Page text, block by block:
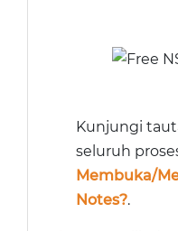
Kunjungi
seluruh
Membuka/
Notes?.